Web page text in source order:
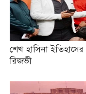
শেখ হাসিনা
রিজভী